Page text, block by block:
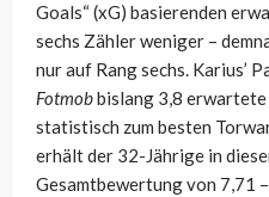
Goals“ (xG) basierenden
sechs Zähler weniger –
nur auf Rang sechs. Karius’
Fotmobbislang 3,8 erwartete
statistisch zum besten
erhält der 32-Jährige in
Gesamtbewertung von 7,71